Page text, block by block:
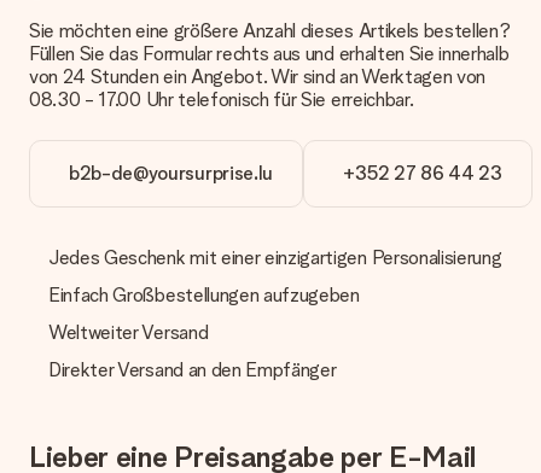
Päckchen versendet. Möchtest du wissen, ob es als Paket
oder Päckchen geliefert wird, kontaktiere bitte unseren
Kundenservice.
Wie kann ich meine Bestellung bezahlen?
Wir bieten die folgenden Zahlungsoptionen an: Vorauskasse
mit normaler Überweisung, Sofortüberweisung, Paypal,
manuellen Überweisung verlängert sich die Lieferzeit des
Geschenks jedoch um 3 Werktage.
Geschenk empfangen
Was, wenn das Geschenk meine Erwartungen nicht
kontaktieren. Dort wird dir umgehend ein passender
Sie möchten eine größere Anzahl dieses Artikels bestellen?
Füllen Sie das Formular rechts aus und erhalten Sie innerhalb
von 24 Stunden ein Angebot. Wir sind an Werktagen von
08.30 - 17.00 Uhr telefonisch für Sie erreichbar.
b2b-de@yoursurprise.lu +352 27 86 44 23
Jedes Geschenk mit einer einzigartigen Personalisierung
Einfach Großbestellungen aufzugeben
Weltweiter Versand
Direkter Versand an den Empfänger
Lieber eine Preisangabe per E-Mail